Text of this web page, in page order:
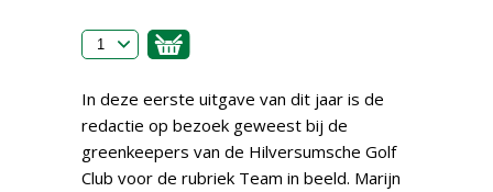
In deze eerste uitgave van dit jaar is de
redactie op bezoek geweest bij de
greenkeepers van de Hilversumsche Golf
Club voor de rubriek Team in beeld. Marijn